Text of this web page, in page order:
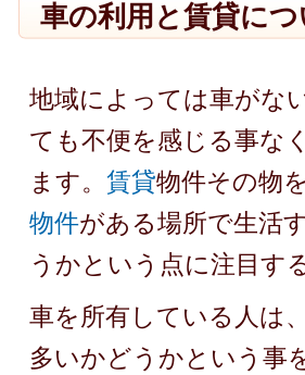
車の利用と賃貸につ
地域によっては車がな
ても不便を感じる事な
ます。 賃貸物件その物
物件がある場所で生活
うかという点に注目す
車を所有している人は
多いかどうかという事